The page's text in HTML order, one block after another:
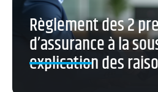
Règlement des 2
d’assurance à la
explication des